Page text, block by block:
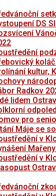
DS
kultur,
Radkov
lidem
pro
Máje se
v
v